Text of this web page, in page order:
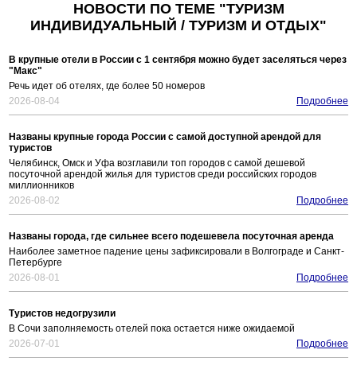
НОВОСТИ ПО ТЕМЕ "ТУРИЗМ
ИНДИВИДУАЛЬНЫЙ / ТУРИЗМ И ОТДЫХ"
В крупные отели в России с 1 сентября можно будет заселяться через
"Макс"
Речь идет об отелях, где более 50 номеров
2026-08-04
Подробнее
Названы крупные города России с самой доступной арендой для
туристов
Челябинск, Омск и Уфа возглавили топ городов с самой дешевой
посуточной арендой жилья для туристов среди российских городов
миллионников
2026-08-02
Подробнее
Названы города, где сильнее всего подешевела посуточная аренда
Наиболее заметное падение цены зафиксировали в Волгограде и Санкт-
Петербурге
2026-08-01
Подробнее
Туристов недогрузили
В Сочи заполняемость отелей пока остается ниже ожидаемой
2026-07-01
Подробнее